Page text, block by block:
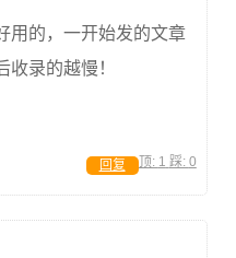
用的，一开始发的文章
录的越慢！
顶: 1 踩: 0
回复